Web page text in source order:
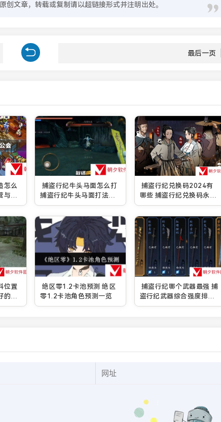
原创文章，转载或复制请以超链接形式并注明出处。
最后一页
怎么
与打
捕盗行纪牛头马面怎么打
捕盗行纪牛头马面打法攻
略
捕盗行纪兑换码2024有
哪些 捕盗行纪兑换码永久
有效大全
位置
石
绝区零1.2卡池预测 绝区
零1.2卡池角色预测一览
捕盗行纪哪个武器最强 捕
盗行纪武器综合强度排行
榜